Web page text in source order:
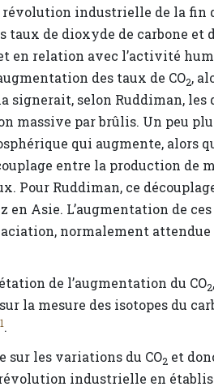
industrielle de la fin
taux de dioxyde de carbone et
en relation avec l’activité
des taux de CO2,
signerait, selon Ruddiman, les
massive par brûlis. Un peu
qui augmente, alors
entre la production de
Pour Ruddiman, ce
Asie. L’augmentation de
normalement attendue
de l’augmentation du CO2
la mesure des isotopes du
1.
sur les variations du CO2 et
révolution industrielle en